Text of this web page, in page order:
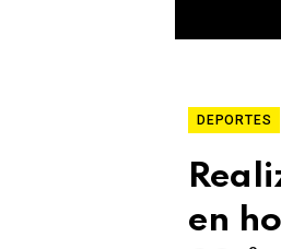
DEPORTES
en